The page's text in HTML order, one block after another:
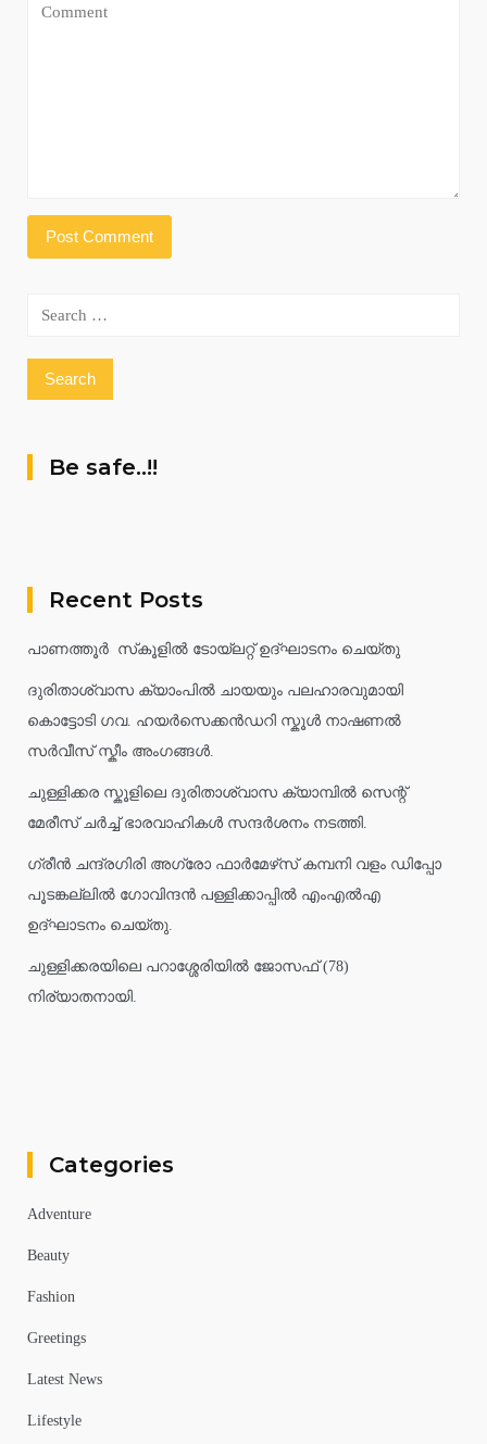
Search
Be safe..!!
Recent Posts
പാണത്തൂർ സ്‌കൂളിൽ ടോയ്ലറ്റ് ഉദ്ഘാടനം ചെയ്തു
ദുരിതാശ്വാസ ക്യാംപിൽ ചായയും പലഹാരവുമായി
കൊട്ടോടി ഗവ. ഹയർസെക്കൻഡറി സ്കൂൾ നാഷണൽ
സർവീസ് സ്കീം അംഗങ്ങൾ.
ചുള്ളിക്കര സ്കൂളിലെ ദുരിതാശ്വാസ ക്യാമ്പിൽ സെന്റ്
മേരീസ് ചർച്ച് ഭാരവാഹികൾ സന്ദർശനം നടത്തി.
ഗ്രീൻ ചന്ദ്രഗിരി അഗ്രോ ഫാർമേഴ്‌സ് കമ്പനി വളം ഡിപ്പോ
പൂടങ്കല്ലിൽ ഗോവിന്ദൻ പള്ളിക്കാപ്പിൽ എംഎൽഎ
ഉദ്ഘാടനം ചെയ്തു.
ചുള്ളിക്കരയിലെ പറാശ്ശേരിയിൽ ജോസഫ് (78)
നിര്യാതനായി.
Categories
Adventure
Beauty
Fashion
Greetings
Latest News
Lifestyle